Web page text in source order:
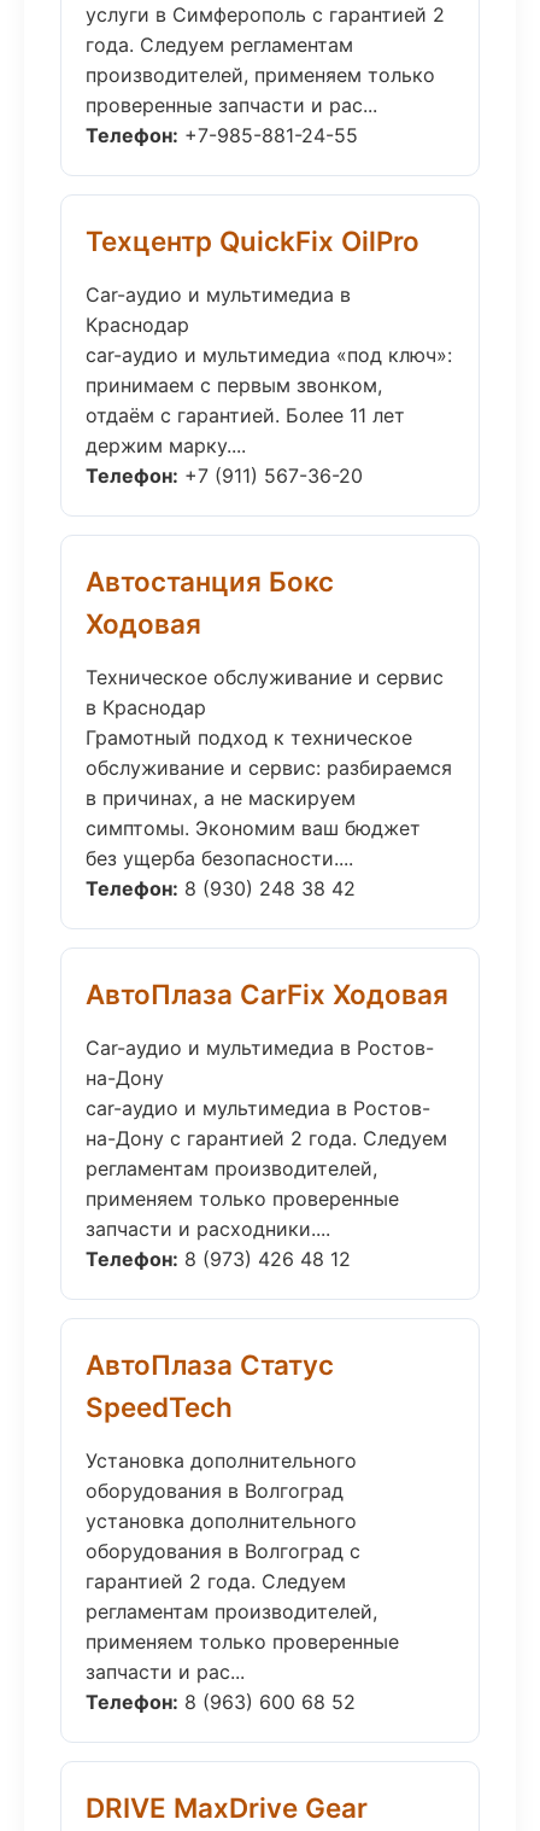
услуги в Симферополь с гарантией 2
года. Следуем регламентам
производителей, применяем только
проверенные запчасти и рас...
Телефон: +7-985-881-24-55
Техцентр QuickFix OilPro
Car-аудио и мультимедиа в
Краснодар
car-аудио и мультимедиа «под ключ»:
принимаем с первым звонком,
отдаём с гарантией. Более 11 лет
держим марку....
Телефон: +7 (911) 567-36-20
Автостанция Бокс
Ходовая
Техническое обслуживание и сервис
в Краснодар
Грамотный подход к техническое
обслуживание и сервис: разбираемся
в причинах, а не маскируем
симптомы. Экономим ваш бюджет
без ущерба безопасности....
Телефон: 8 (930) 248 38 42
АвтоПлаза CarFix Ходовая
Car-аудио и мультимедиа в Ростов-
на-Дону
car-аудио и мультимедиа в Ростов-
на-Дону с гарантией 2 года. Следуем
регламентам производителей,
применяем только проверенные
запчасти и расходники....
Телефон: 8 (973) 426 48 12
АвтоПлаза Статус
SpeedTech
Установка дополнительного
оборудования в Волгоград
установка дополнительного
оборудования в Волгоград с
гарантией 2 года. Следуем
регламентам производителей,
применяем только проверенные
запчасти и рас...
Телефон: 8 (963) 600 68 52
DRIVE MaxDrive Gear